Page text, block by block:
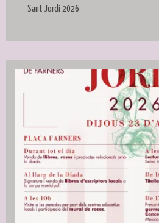
Sant Jordi 2026